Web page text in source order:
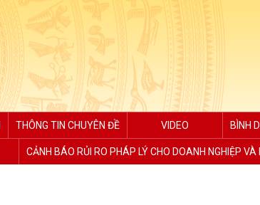
THÔNG TIN CHUYÊN ĐỀ VIDEO BÌNH
CẢNH BÁO RỦI RO PHÁP LÝ CHO DOANH NGHIỆP VÀ